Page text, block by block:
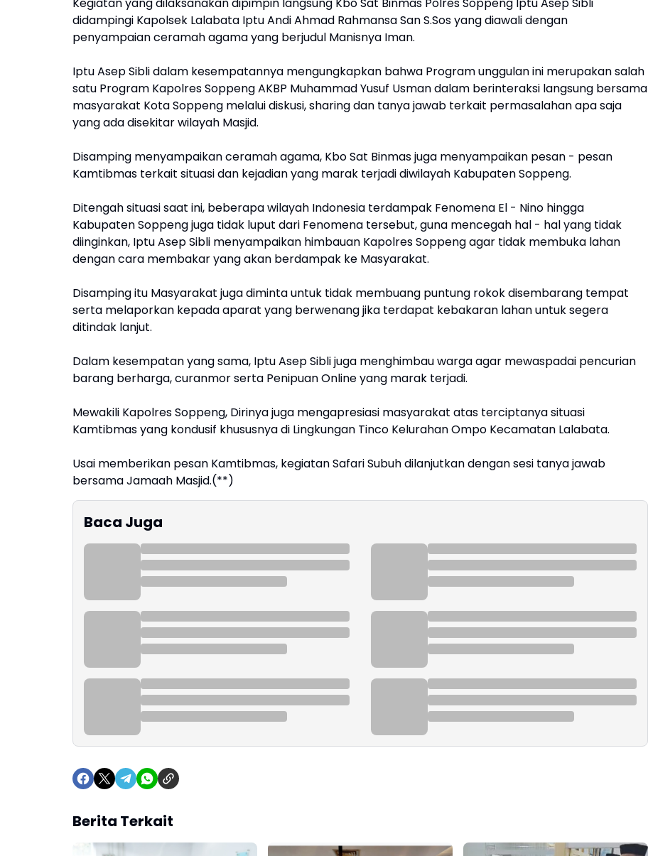
didampingi Kapolsek Lalabata Iptu Andi Ahmad Rahmansa San S.Sos yang diawali dengan
penyampaian ceramah agama yang berjudul Manisnya Iman.
Iptu Asep Sibli dalam kesempatannya mengungkapkan bahwa Program unggulan ini merupakan salah
satu Program Kapolres Soppeng AKBP Muhammad Yusuf Usman dalam berinteraksi langsung bersama
masyarakat Kota Soppeng melalui diskusi, sharing dan tanya jawab terkait permasalahan apa saja
yang ada disekitar wilayah Masjid.
Disamping menyampaikan ceramah agama, Kbo Sat Binmas juga menyampaikan pesan - pesan
Kamtibmas terkait situasi dan kejadian yang marak terjadi diwilayah Kabupaten Soppeng.
Ditengah situasi saat ini, beberapa wilayah Indonesia terdampak Fenomena El - Nino hingga
Kabupaten Soppeng juga tidak luput dari Fenomena tersebut, guna mencegah hal - hal yang tidak
diinginkan, Iptu Asep Sibli menyampaikan himbauan Kapolres Soppeng agar tidak membuka lahan
dengan cara membakar yang akan berdampak ke Masyarakat.
Disamping itu Masyarakat juga diminta untuk tidak membuang puntung rokok disembarang tempat
serta melaporkan kepada aparat yang berwenang jika terdapat kebakaran lahan untuk segera
ditindak lanjut.
Dalam kesempatan yang sama, Iptu Asep Sibli juga menghimbau warga agar mewaspadai pencurian
barang berharga, curanmor serta Penipuan Online yang marak terjadi.
Mewakili Kapolres Soppeng, Dirinya juga mengapresiasi masyarakat atas terciptanya situasi
Kamtibmas yang kondusif khususnya di Lingkungan Tinco Kelurahan Ompo Kecamatan Lalabata.
Usai memberikan pesan Kamtibmas, kegiatan Safari Subuh dilanjutkan dengan sesi tanya jawab
bersama Jamaah Masjid.(**)
Baca Juga
Berita Terkait